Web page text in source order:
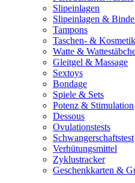
Slipeinlagen
Slipeinlagen &
Tampons
Taschen- &
Watte &
Gleitgel & Massage
Sextoys
Bondage
Spiele & Sets
Potenz & Stimulation
Dessous
Ovulationstests
Schwangerschaftstest
Verhütungsmittel
Zyklustracker
Geschenkkarten &